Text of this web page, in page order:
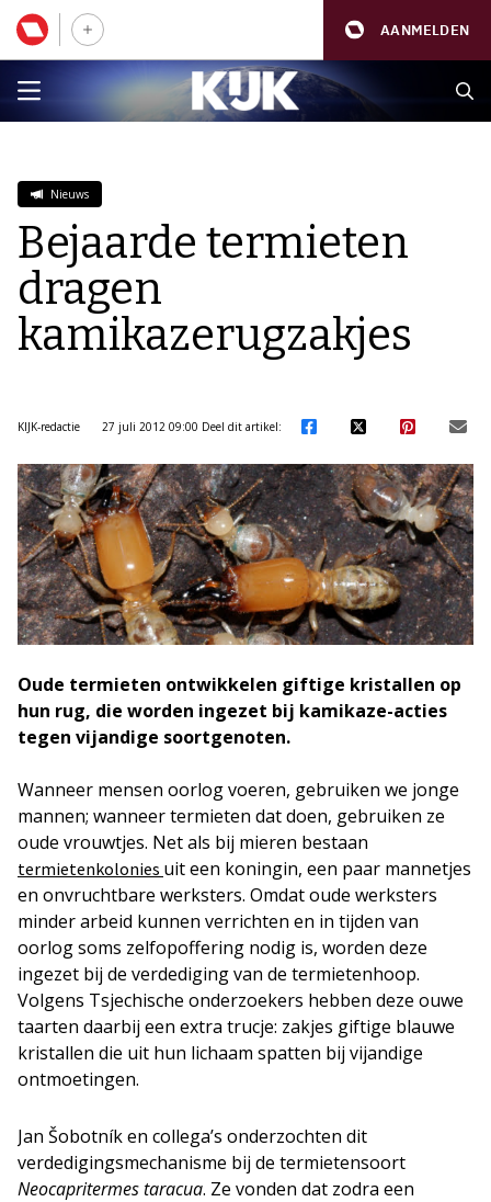
AANMELDEN
Nieuws
Bejaarde termieten
dragen
kamikazerugzakjes
KIJK-redactie 27 juli 2012 09:00 Deel dit artikel:
Oude termieten ontwikkelen giftige kristallen op
hun rug, die worden ingezet bij kamikaze-acties
tegen vijandige soortgenoten.
Wanneer mensen oorlog voeren, gebruiken we jonge
mannen; wanneer termieten dat doen, gebruiken ze
oude vrouwtjes. Net als bij mieren bestaan
termietenkolonies uit een koningin, een paar mannetjes
en onvruchtbare werksters. Omdat oude werksters
minder arbeid kunnen verrichten en in tijden van
oorlog soms zelfopoffering nodig is, worden deze
ingezet bij de verdediging van de termietenhoop.
Volgens Tsjechische onderzoekers hebben deze ouwe
taarten daarbij een extra trucje: zakjes giftige blauwe
kristallen die uit hun lichaam spatten bij vijandige
ontmoetingen.
Jan Šobotník en collega’s onderzochten dit
verdedigingsmechanisme bij de termietensoort
Neocapritermes taracua. Ze vonden dat zodra een